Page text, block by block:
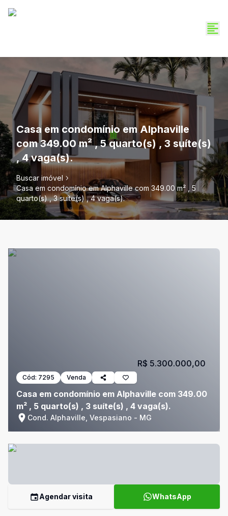
Casa em condomínio em Alphaville
com 349.00 m² , 5 quarto(s) , 3 suíte(s)
, 4 vaga(s).
Buscar imóvel
Casa em condomínio em Alphaville com 349.00 m² , 5
quarto(s) , 3 suíte(s) , 4 vaga(s).
Cód: 7295 Venda
Casa em condomínio em Alphaville com 349.00
m² , 5 quarto(s) , 3 suíte(s) , 4 vaga(s).
Cond. Alphaville, Vespasiano - MG
R$ 5.300.000,00
Agendar visita WhatsApp